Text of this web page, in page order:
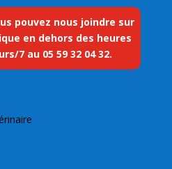
pouvez nous joindre sur
en dehors des heures
7 au 05 59 32 04 32.